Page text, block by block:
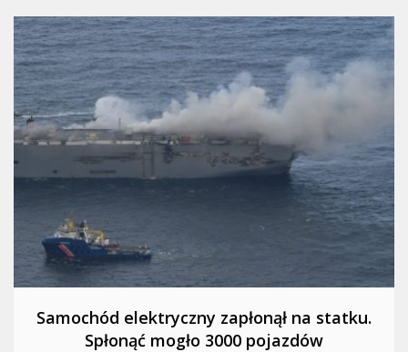
Samochód elektryczny zapłonął na statku.
Spłonąć mogło 3000 pojazdów